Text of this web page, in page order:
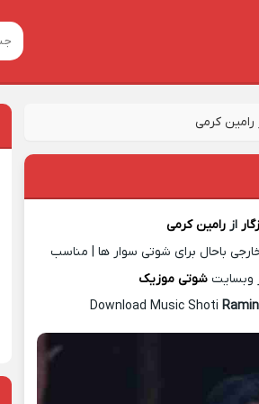
رامین کرمی
ازرامین کرمی
باحال برای شوتی سوار ها | مناسب
وبسایتشوتی موزیک
Download Music Shoti